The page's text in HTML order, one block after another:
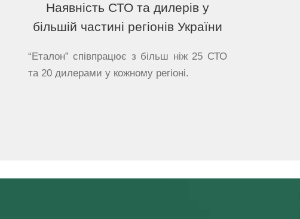
Наявність СТО та дилерів у
більшій частині регіонів України
“Еталон” співпрацює з більш ніж 25 СТО
та 20 дилерами у кожному регіоні.